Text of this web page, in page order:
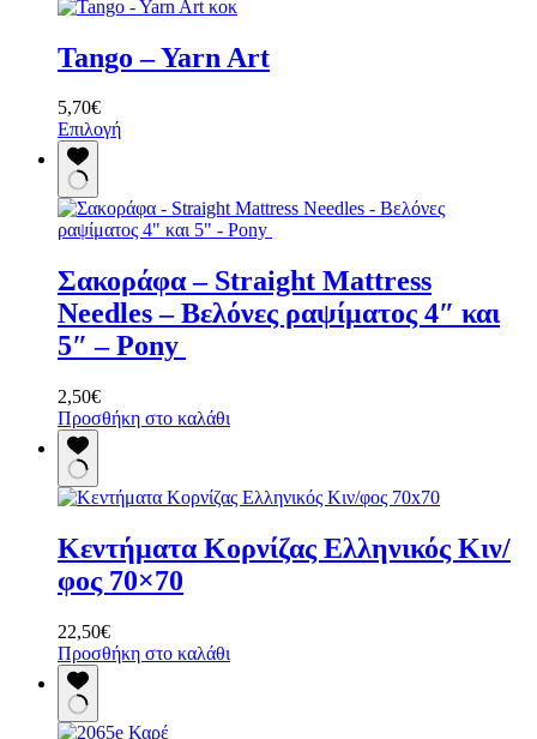
Tango – Yarn Art
5,70€
ΕπιλογήΑυτό
πολλαπλές
παραλλαγές.
επιλογές
μπορούν
να
επιλεγούν
στη
προϊόντος
Σακοράφα – Straight Mattress
Needles – Βελόνες ραψίματος 4″ και
5″ – Pony
2,50€
Προσθήκη στο καλάθι
Κεντήματα Κορνίζας Ελληνικός Κιν/
φος 70×70
22,50€
Προσθήκη στο καλάθι